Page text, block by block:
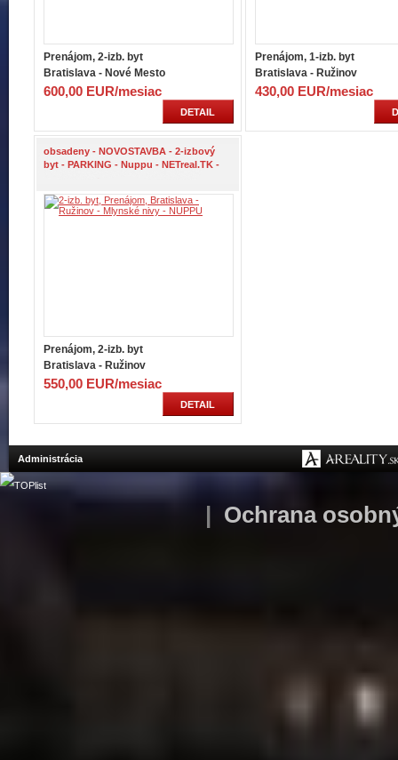
Prenájom, 2-izb. byt
Bratislava - Nové Mesto
600,00 EUR/mesiac
DETAIL
Prenájom, 1-izb. byt
Bratislava - Ružinov
430,00 EUR/mesiac
obsadeny - NOVOSTAVBA - 2-izbový
byt - PARKING - Nuppu - NETreal.TK -
Prenájom, 2-izb. byt
Bratislava - Ružinov
550,00 EUR/mesiac
DETAIL
Administrácia
| Ochrana